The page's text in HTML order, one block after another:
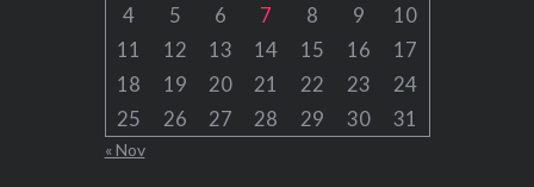
4
5 6 7 8 9
10
11
12 13 14 15 16
17
18
19 20 21 22 23
24
25
26 27 28 29 30 31
« Nov